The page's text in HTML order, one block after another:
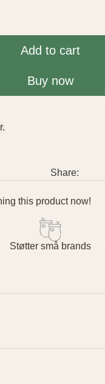
Add to cart
Buy now
Share:
this product now!
Støtter små brands